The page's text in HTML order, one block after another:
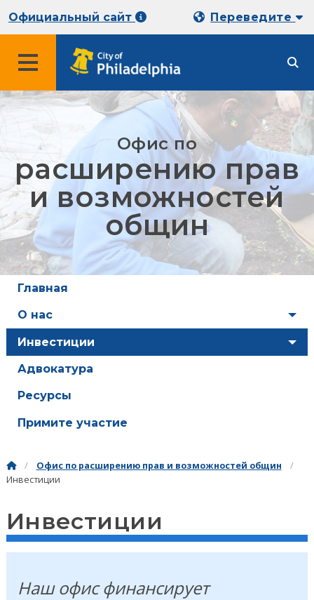
Официальный сайт Переведите
Офис по
расширению прав
и возможностей
общин
Главная
О нас
Инвестиции
Адвокатура
Ресурсы
Примите участие
Офис по расширению прав и возможностей общин
Инвестиции
Инвестиции
Наш офис финансирует